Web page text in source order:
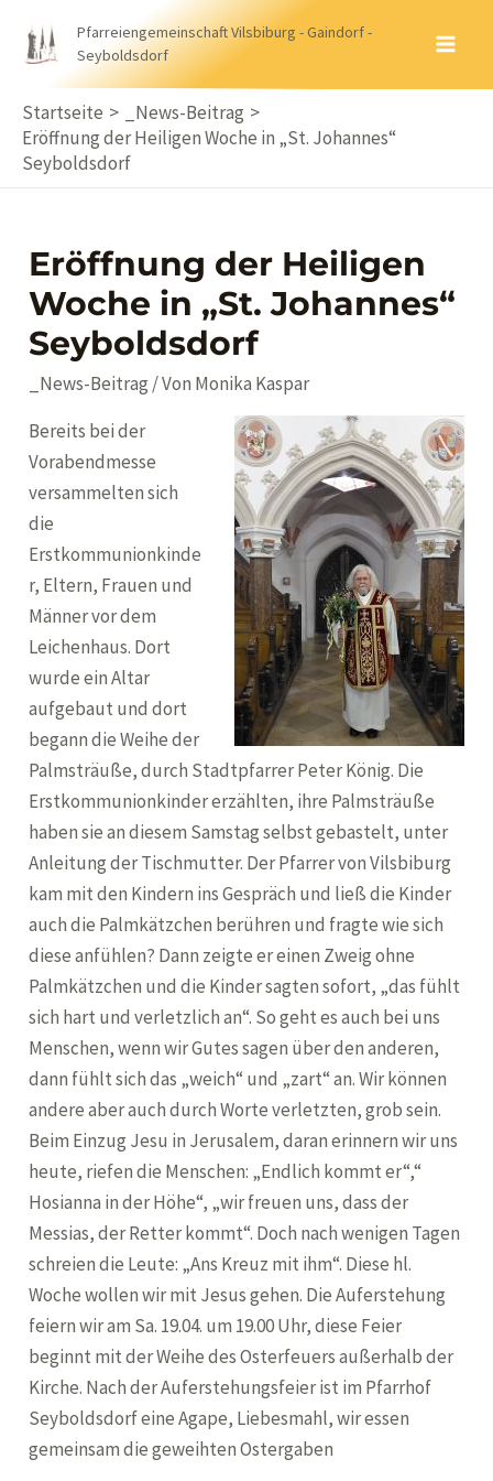
Inhalt
Pfarreiengemeinschaft Vilsbiburg - Gaindorf -
Seyboldsdorf
Startseite
_News-Beitrag
Eröffnung der Heiligen Woche in „St. Johannes“
Seyboldsdorf
Eröffnung der Heiligen
Woche in „St. Johannes“
Seyboldsdorf
_News-Beitrag / Von Monika Kaspar
Bereits bei der
Vorabendmesse
versammelten sich
die
Erstkommunionkinde
r, Eltern, Frauen und
Männer vor dem
Leichenhaus. Dort
wurde ein Altar
aufgebaut und dort
begann die Weihe der
Palmsträuße, durch Stadtpfarrer Peter König. Die
Erstkommunionkinder erzählten, ihre Palmsträuße
haben sie an diesem Samstag selbst gebastelt, unter
Anleitung der Tischmutter. Der Pfarrer von Vilsbiburg
kam mit den Kindern ins Gespräch und ließ die Kinder
auch die Palmkätzchen berühren und fragte wie sich
diese anfühlen? Dann zeigte er einen Zweig ohne
Palmkätzchen und die Kinder sagten sofort, „das fühlt
sich hart und verletzlich an“. So geht es auch bei uns
Menschen, wenn wir Gutes sagen über den anderen,
dann fühlt sich das „weich“ und „zart“ an. Wir können
andere aber auch durch Worte verletzten, grob sein.
Beim Einzug Jesu in Jerusalem, daran erinnern wir uns
heute, riefen die Menschen: „Endlich kommt er“,“
Hosianna in der Höhe“, „wir freuen uns, dass der
Messias, der Retter kommt“. Doch nach wenigen Tagen
schreien die Leute: „Ans Kreuz mit ihm“. Diese hl.
Woche wollen wir mit Jesus gehen. Die Auferstehung
feiern wir am Sa. 19.04. um 19.00 Uhr, diese Feier
beginnt mit der Weihe des Osterfeuers außerhalb der
Kirche. Nach der Auferstehungsfeier ist im Pfarrhof
Seyboldsdorf eine Agape, Liebesmahl, wir essen
gemeinsam die geweihten Ostergaben